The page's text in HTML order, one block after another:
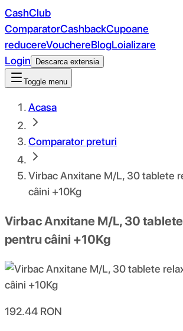
CashClub
ComparatorCashbackCupoane
reducereVouchereBlogLoializare
Login
Descarca extensia
Toggle menu
Acasa
Comparator preturi
Virbac Anxitane M/L, 30 tablete
câini +10Kg
Virbac Anxitane M/L, 30
pentru câini +10Kg
192.44 RON